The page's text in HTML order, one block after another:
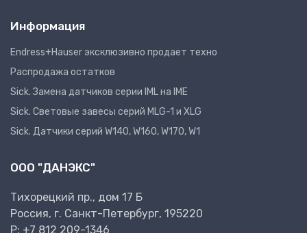
Информация
Endress+Hauser эксклюзивно продает техно
Распродажа остатков
Sick. Замена датчиков серии IML на IME
Sick. Световые завесы серий MLG-1 и XLG
Sick. Датчики серий W140, W160, W170, W1
ООО "ДАНЭКС"
Тихорецкий пр., дом 17 Б
Россия, г. Санкт-Петербург, 195220
P: +7 812 209-1346